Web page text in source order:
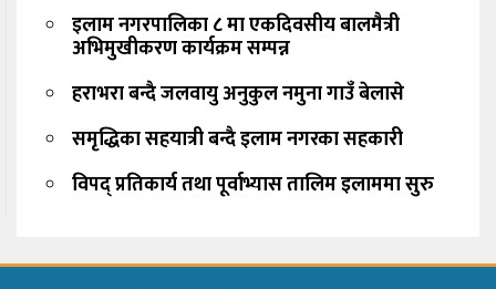
इलाम नगरपालिका ८ मा एकदिवसीय बालमैत्री
अभिमुखीकरण कार्यक्रम सम्पन्न
हराभरा बन्दै जलवायु अनुकुल नमुना गाउँ बेलासे
समृद्धिका सहयात्री बन्दै इलाम नगरका सहकारी
विपद् प्रतिकार्य तथा पूर्वाभ्यास तालिम इलाममा सुरु